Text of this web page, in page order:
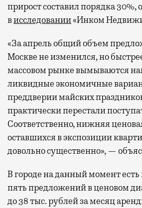
прирост составил порядка 30%,
висследовании«Инком
«За апрель общий объем
Москве не изменился, но
массовом рынке вымываются
ликвидные экономичные
преддверии майских
практически перестали
Соответственно, нижняя
оставшихся в экспозиции
довольно существенно», —
В городе на данный момент
пять предложений в ценовом
до 38 тыс. рублей за месяц